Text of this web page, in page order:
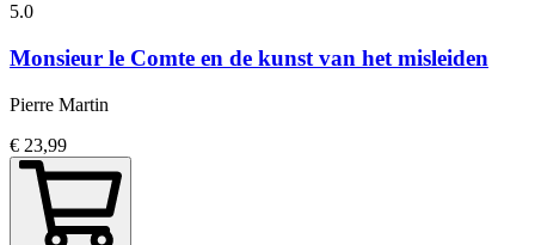
5.0
Monsieur le Comte en de kunst van het misleiden
Pierre Martin
€ 23,99